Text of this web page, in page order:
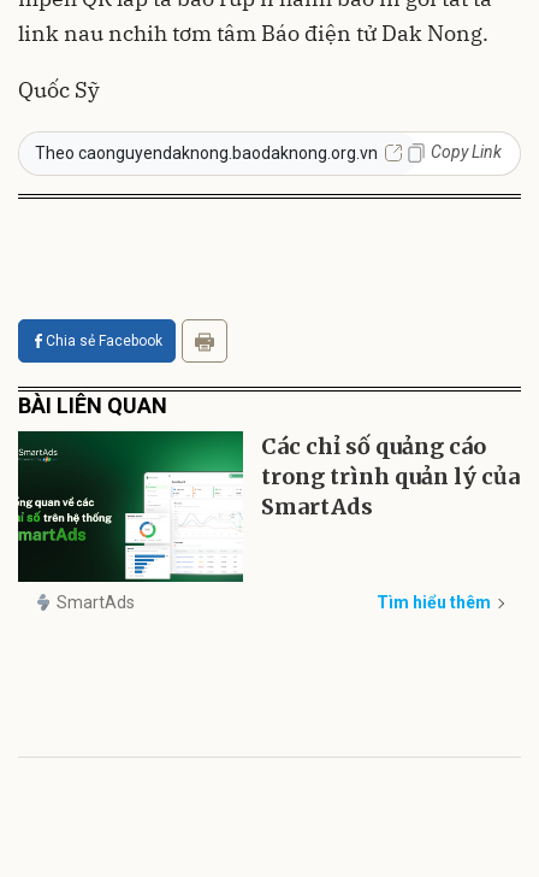
link nau nchih tơm tâm Báo điện tử Dak Nong.
Quốc Sỹ
Theo caonguyendaknong.baodaknong.org.vn Copy Link
Chia sẻ Facebook
BÀI LIÊN QUAN
Các chỉ số quảng cáo
trong trình quản lý của
SmartAds
SmartAds Tìm hiểu thêm